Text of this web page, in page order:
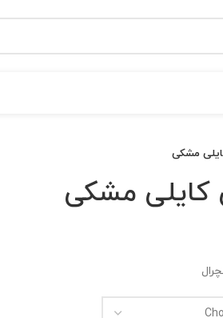
مشکی
کایلی مشکی